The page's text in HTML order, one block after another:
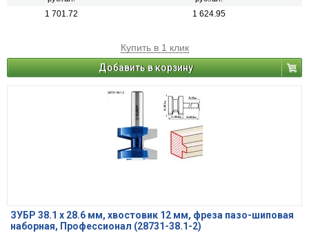
1 701.72 1 624.95
Купить в 1 клик
Добавить в корзину
ЗУБР 38.1 x 28.6 мм, хвостовик 12 мм, фреза пазо-шиповая
наборная, Профессионал (28731-38.1-2)